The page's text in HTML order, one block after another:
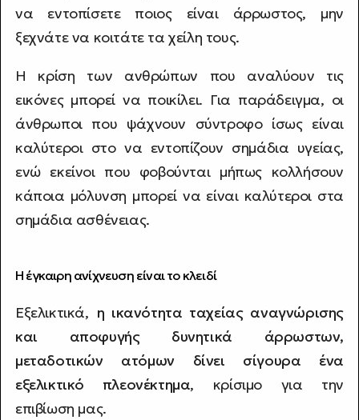
να εντοπίσετε ποιος είναι άρρωστος, μην
ξεχνάτε να κοιτάτε τα χείλη τους.
Η κρίση των ανθρώπων που αναλύουν τις
εικόνες μπορεί να ποικίλει. Για παράδειγμα, οι
άνθρωποι που ψάχνουν σύντροφο ίσως είναι
καλύτεροι στο να εντοπίζουν σημάδια υγείας,
ενώ εκείνοι που φοβούνται μήπως κολλήσουν
κάποια μόλυνση μπορεί να είναι καλύτεροι στα
σημάδια ασθένειας.
Η έγκαιρη ανίχνευση είναι το κλειδί
Εξελικτικά, η ικανότητα ταχείας αναγνώρισης
και αποφυγής δυνητικά άρρωστων,
μεταδοτικών ατόμων δίνει σίγουρα ένα
εξελικτικό πλεονέκτημα, κρίσιμο για την
επιβίωση μας.